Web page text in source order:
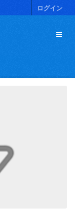
ログイン